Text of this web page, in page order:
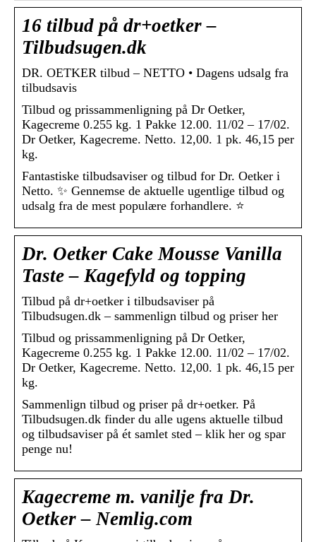
16 tilbud på dr+oetker –
Tilbudsugen.dk
DR. OETKER tilbud – NETTO • Dagens udsalg fra
tilbudsavis
Tilbud og prissammenligning på Dr Oetker,
Kagecreme 0.255 kg. 1 Pakke 12.00. 11/02 – 17/02.
Dr Oetker, Kagecreme. Netto. 12,00. 1 pk. 46,15 per
kg.
Fantastiske tilbudsaviser og tilbud for Dr. Oetker i
Netto. ✨ Gennemse de aktuelle ugentlige tilbud og
udsalg fra de mest populære forhandlere. ⭐
Dr. Oetker Cake Mousse Vanilla
Taste – Kagefyld og topping
Tilbud på dr+oetker i tilbudsaviser på
Tilbudsugen.dk – sammenlign tilbud og priser her
Tilbud og prissammenligning på Dr Oetker,
Kagecreme 0.255 kg. 1 Pakke 12.00. 11/02 – 17/02.
Dr Oetker, Kagecreme. Netto. 12,00. 1 pk. 46,15 per
kg.
Sammenlign tilbud og priser på dr+oetker. På
Tilbudsugen.dk finder du alle ugens aktuelle tilbud
og tilbudsaviser på ét samlet sted – klik her og spar
penge nu!
Kagecreme m. vanilje fra Dr.
Oetker – Nemlig.com